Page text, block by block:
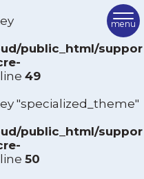
public_html/suppor
49
"specialized_theme"
public_html/suppor
50
サポートとは
法
ー紹介
業
業
ビス業
む